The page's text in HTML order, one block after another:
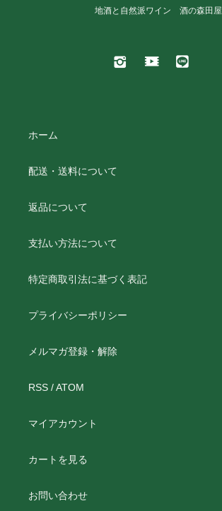
地酒と自然派ワイン 酒の森田屋
ホーム
配送・送料について
返品について
支払い方法について
特定商取引法に基づく表記
プライバシーポリシー
メルマガ登録・解除
RSS /ATOM
マイアカウント
カートを見る
お問い合わせ